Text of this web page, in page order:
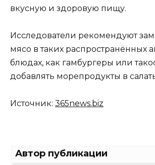
вкусную и здоровую пищу.
Исследователи рекомендуют
мясо в таких распространённых
блюдах, как гамбургеры или
добавлять морепродукты в
Источник: 365news.biz
Автор публикации